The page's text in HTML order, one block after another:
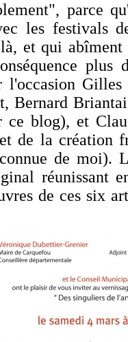
parce
les festivals
et qui
plus
l'occasion
Bernard
ce blog), et
de la création
de moi).
réunissant
de ces six